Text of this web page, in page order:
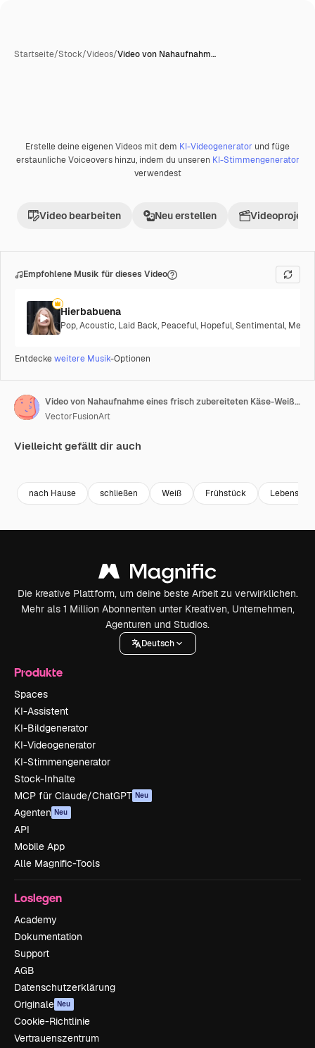
Startseite/Stock/Videos/Video von Nahaufnahm…
PremiumKI-generiert
Erstelle deine eigenen Videos mit dem KI-Videogenerator und füge
erstaunliche Voiceovers hinzu, indem du unseren KI-Stimmengenerator
verwendest
Video bearbeiten Neu erstellen Videoprojekt
Empfohlene Musik für dieses Video
Hierbabuena
Pop,Acoustic, Laid Back, Peaceful, Hopeful,Sentimental,
Entdeckeweitere Musik-Optionen
Video von Nahaufnahme eines frisch zubereiteten Käse-Weißbrotsandwichs auf Holzbrett
VectorFusionArt
Vielleicht gefällt dir auch
nach Hause schließen Weiß Frühstück
Die kreative Plattform, um deine beste Arbeit zu verwirklichen.
Mehr als 1 Million Abonnenten unter Kreativen, Unternehmen,
Agenturen und Studios.
Deutsch
Produkte
Spaces
KI-Assistent
KI-Bildgenerator
KI-Videogenerator
KI-Stimmengenerator
Stock-Inhalte
MCP für Claude/ChatGPT Neu
Agenten Neu
API
Mobile App
Alle Magnific-Tools
Loslegen
Academy
Dokumentation
Support
AGB
Datenschutzerklärung
Originale Neu
Cookie-Richtlinie
Vertrauenszentrum